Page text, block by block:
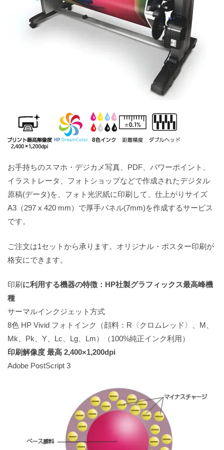
お手持ちのスマホ・デジカメ写真、PDF、パワーポイント、
イラストレータ、フォトショップなどで作成されたデジタル
原稿(データ)を、フォト光沢紙に印刷して、仕上がりサイズ
A3（297 x 420 mm）で厚手パネル(7mm)を作成するサービス
です。
ご注文は1セットから承ります。オリジナル・ポスター印刷が
格安にできます。
印刷 に利用する機器の特徴：HP社製グラフィックス最高峰機
種
サーマルインクジェット方式
8色 HP Vivid フォトインク（顔料：R〈クロムレッド〉、M、
Mk、Pk、Y、Lc、Lg、Lm）（100%純正インク利用）
印刷解像度 最高 2,400×1,200dpi
Adobe PostScript 3